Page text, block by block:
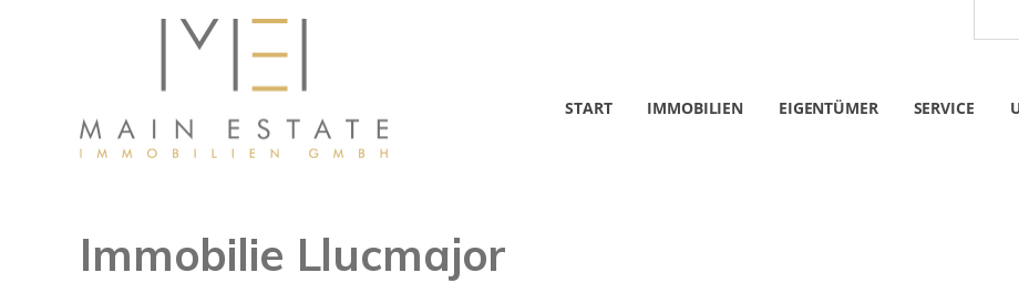
START IMMOBILIEN EIGENTÜMER SERVICE
Immobilie Llucmajor